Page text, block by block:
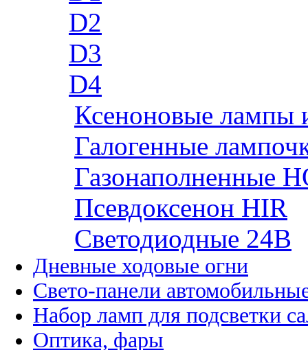
D2
D3
D4
Ксеноновые лампы
Галогенные
Газонаполненные
Псевдоксенон HIR
Cветодиодные 24B
Дневные ходовые огни
Свето-панели
Набор ламп для подсветки
Оптика, фары